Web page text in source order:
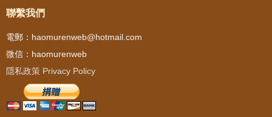
聯繫我們
電郵：haomurenweb@hotmail.com
微信：haomurenweb
隱私政策 Privacy Policy